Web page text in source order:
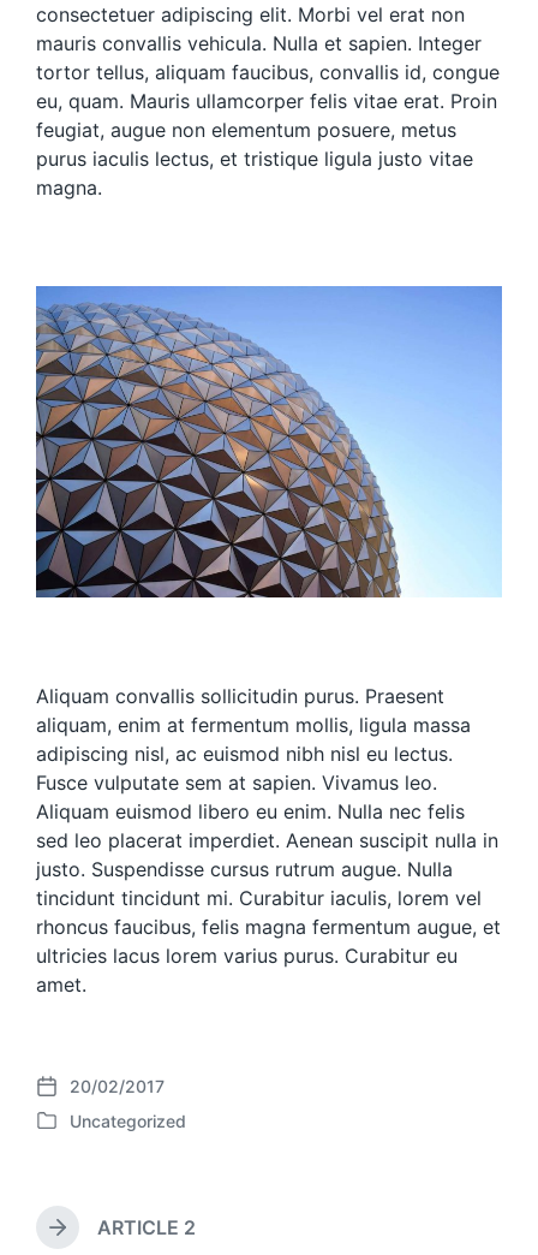
consectetuer adipiscing elit. Morbi vel erat non
mauris convallis vehicula. Nulla et sapien. Integer
tortor tellus, aliquam faucibus, convallis id, congue
eu, quam. Mauris ullamcorper felis vitae erat. Proin
feugiat, augue non elementum posuere, metus
purus iaculis lectus, et tristique ligula justo vitae
magna.
Aliquam convallis sollicitudin purus. Praesent
aliquam, enim at fermentum mollis, ligula massa
adipiscing nisl, ac euismod nibh nisl eu lectus.
Fusce vulputate sem at sapien. Vivamus leo.
Aliquam euismod libero eu enim. Nulla nec felis
sed leo placerat imperdiet. Aenean suscipit nulla in
justo. Suspendisse cursus rutrum augue. Nulla
tincidunt tincidunt mi. Curabitur iaculis, lorem vel
rhoncus faucibus, felis magna fermentum augue, et
ultricies lacus lorem varius purus. Curabitur eu
amet.
P
o
a
20/02/2017
P
e
Uncategorized
N
ARTICLE 2